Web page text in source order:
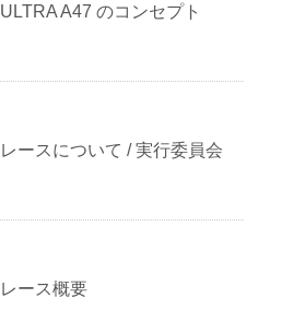
ULTRA A47 のコンセプト
レースについて / 実行委員会
レース概要